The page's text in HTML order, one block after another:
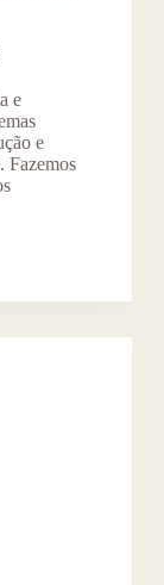
e
e
Fazemos